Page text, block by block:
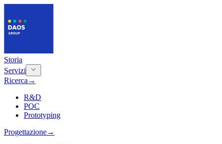
Storia
Servizi
Ricerca →
R&D
POC
Prototyping
Progettazione→